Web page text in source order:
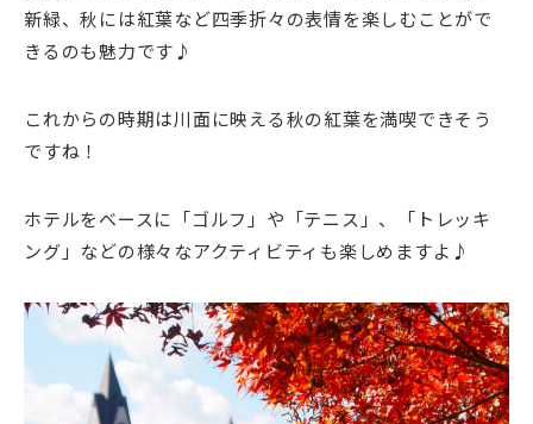
新緑、秋には紅葉など四季折々の表情を楽しむことがで
きるのも魅力です♪
これからの時期は川面に映える秋の紅葉を満喫できそう
ですね！
ホテルをベースに「ゴルフ」や「テニス」、「トレッキ
ング」などの様々なアクティビティも楽しめますよ♪